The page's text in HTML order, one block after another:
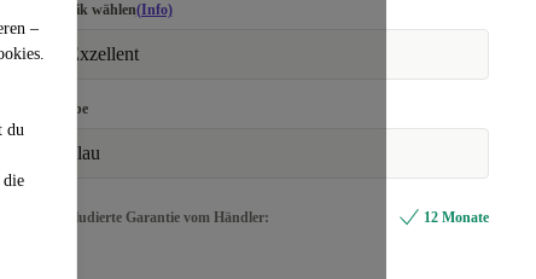
–
du
die
Optik wählen(Info)
Exzellent
Farbe
blau
Inkludierte Garantie vom Händler: 12 Monate